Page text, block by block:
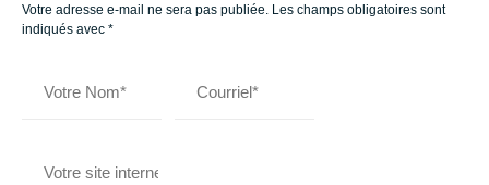
Votre adresse e-mail ne sera pas publiée. Les champs obligatoires sont
indiqués avec *